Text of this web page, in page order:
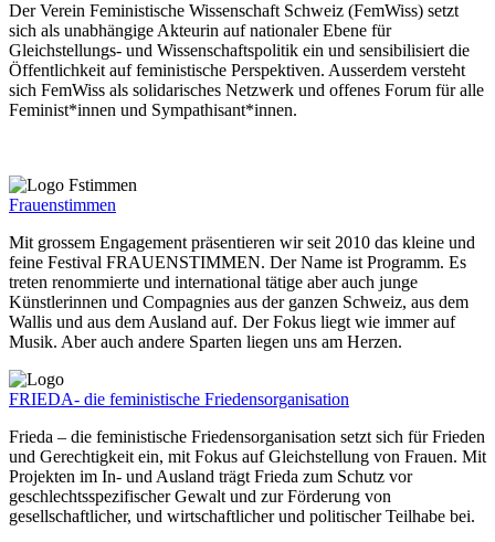
Der Verein Feministische Wissenschaft Schweiz (FemWiss) setzt
sich als unabhängige Akteurin auf nationaler Ebene für
Gleichstellungs- und Wissenschaftspolitik ein und sensibilisiert die
Öffentlichkeit auf feministische Perspektiven. Ausserdem versteht
sich FemWiss als solidarisches Netzwerk und offenes Forum für alle
Feminist*innen und Sympathisant*innen.
Frauenstimmen
Mit grossem Engagement präsentieren wir seit 2010 das kleine und
feine Festival FRAUENSTIMMEN. Der Name ist Programm. Es
treten renommierte und international tätige aber auch junge
Künstlerinnen und Compagnies aus der ganzen Schweiz, aus dem
Wallis und aus dem Ausland auf. Der Fokus liegt wie immer auf
Musik. Aber auch andere Sparten liegen uns am Herzen.
FRIEDA- die feministische Friedensorganisation
Frieda – die feministische Friedensorganisation setzt sich für Frieden
und Gerechtigkeit ein, mit Fokus auf Gleichstellung von Frauen. Mit
Projekten im In- und Ausland trägt Frieda zum Schutz vor
geschlechtsspezifischer Gewalt und zur Förderung von
gesellschaftlicher, und wirtschaftlicher und politischer Teilhabe bei.